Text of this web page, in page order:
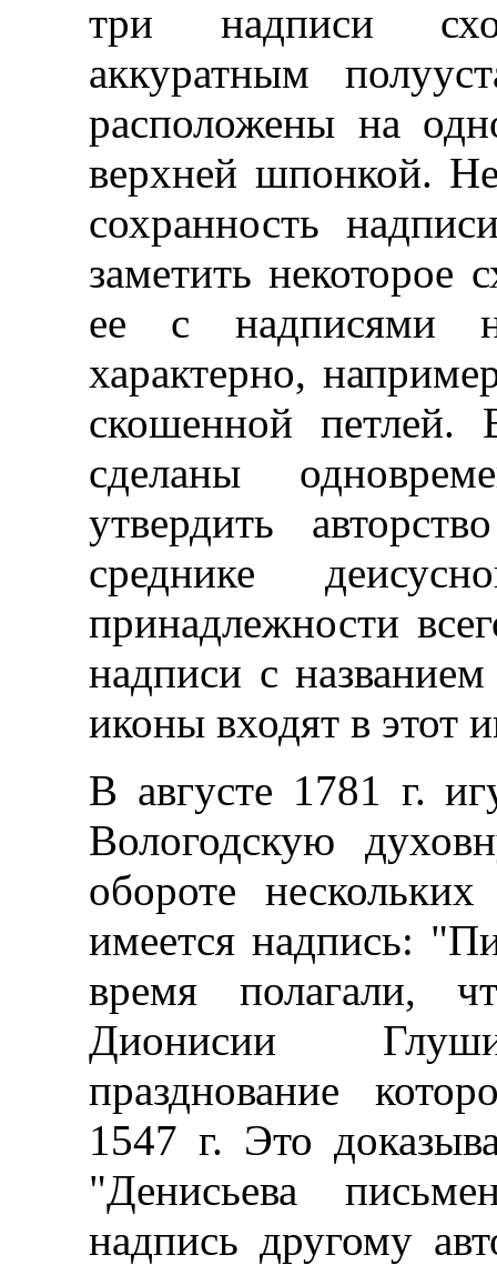
три надписи
аккуратным
расположены на
верхней шпонкой.
сохранность
заметить некоторое
ее с надписями
характерно,
скошенной петлей.
сделаны
утвердить
среднике
принадлежности
надписи с
иконы входят в этот
В августе 1781 г.
Вологодскую
обороте
имеется надпись:
время полагали,
Дионисии
празднование
1547 г. Это
"Денисьева
надпись другому